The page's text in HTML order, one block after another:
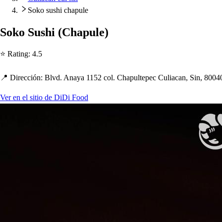
Soko sushi chapule
Soko Sushi (Chapule)
⭐ Rating: 4.5
📍 Dirección: Blvd. Anaya 1152 col. Chapultepec Culiacan, Sin,
Ver en el sitio de DiDi Food